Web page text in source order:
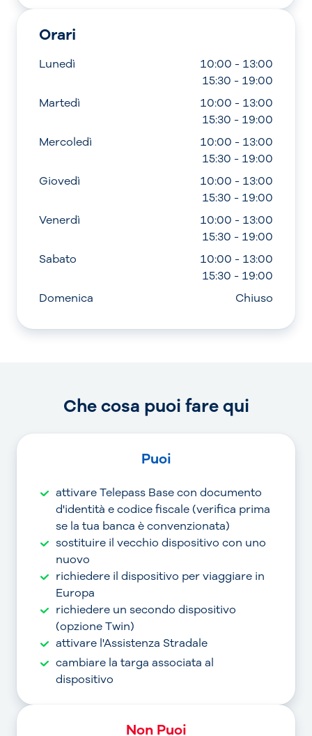
Orari
Lunedì
10:00 - 13:00
15:30 - 19:00
Martedì
10:00 - 13:00
15:30 - 19:00
Mercoledì
10:00 - 13:00
15:30 - 19:00
Giovedì
10:00 - 13:00
15:30 - 19:00
Venerdì
10:00 - 13:00
15:30 - 19:00
Sabato
10:00 - 13:00
15:30 - 19:00
Domenica
Chiuso
Che cosa puoi fare qui
Puoi
attivare Telepass Base con documento
d'identità e codice fiscale (verifica prima
se la tua banca è convenzionata)
sostituire il vecchio dispositivo con uno
nuovo
richiedere il dispositivo per viaggiare in
Europa
richiedere un secondo dispositivo
(opzione Twin)
attivare l'Assistenza Stradale
cambiare la targa associata al
dispositivo
Non Puoi